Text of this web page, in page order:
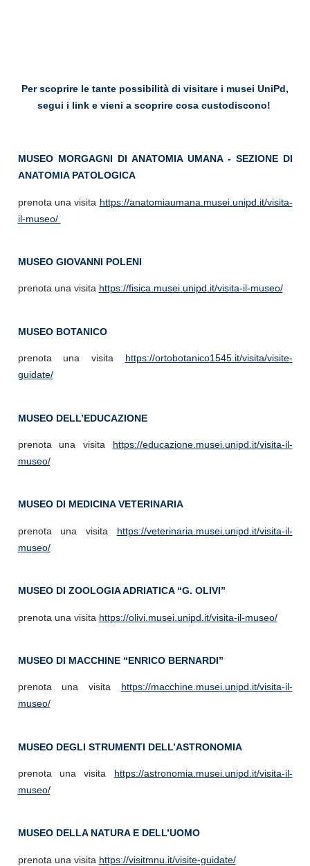
Per scoprire le tante possibilità di visitare i musei UniPd,
segui i link e vieni a scoprire cosa custodiscono!
MUSEO MORGAGNI DI ANATOMIA UMANA - SEZIONE DI
ANATOMIA PATOLOGICA
prenota una visita https://anatomiaumana.musei.unipd.it/visita-
il-museo/
MUSEO GIOVANNI POLENI
prenota una visita https://fisica.musei.unipd.it/visita-il-museo/
MUSEO BOTANICO
prenota una visita https://ortobotanico1545.it/visita/visite-
guidate/
MUSEO DELL’EDUCAZIONE
prenota una visita https://educazione.musei.unipd.it/visita-il-
museo/
MUSEO DI MEDICINA VETERINARIA
prenota una visita https://veterinaria.musei.unipd.it/visita-il-
museo/
MUSEO DI ZOOLOGIA ADRIATICA “G. OLIVI”
prenota una visita https://olivi.musei.unipd.it/visita-il-museo/
MUSEO DI MACCHINE “ENRICO BERNARDI”
prenota una visita https://macchine.musei.unipd.it/visita-il-
museo/
MUSEO DEGLI STRUMENTI DELL’ASTRONOMIA
prenota una visita https://astronomia.musei.unipd.it/visita-il-
museo/
MUSEO DELLA NATURA E DELL’UOMO
prenota una visita https://visitmnu.it/visite-guidate/